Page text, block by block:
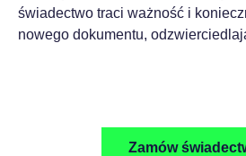
świadectwo traci ważność i
nowego dokumentu,
Zamów